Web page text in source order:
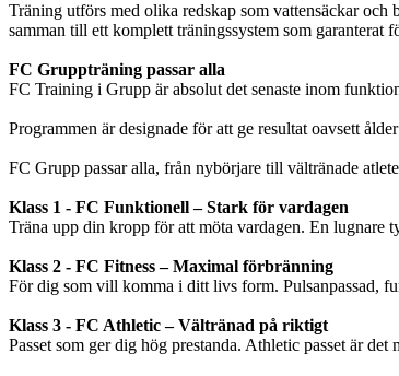
Träning utförs med olika redskap som vattensäckar
samman till ett komplett träningssystem som garanterat
FC Gruppträning passar alla
FC Training i Grupp är absolut det senaste inom
Programmen är designade för att ge resultat oavsett
FC Grupp passar alla, från nybörjare till vältränade
Klass 1 - FC Funktionell – Stark för vardagen
Träna upp din kropp för att möta vardagen. En lugnare
Klass 2 - FC Fitness – Maximal förbränning
För dig som vill komma i ditt livs form. Pulsanpassad,
Klass 3 - FC Athletic – Vältränad på riktigt
Passet som ger dig hög prestanda. Athletic passet är